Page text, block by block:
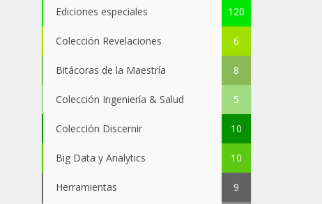
Ediciones especiales 120
Colección Revelaciones 6
Bitácoras de la Maestría 8
Colección Ingeniería & Salud 5
Colección Discernir 10
Big Data y Analytics 10
Herramientas 9